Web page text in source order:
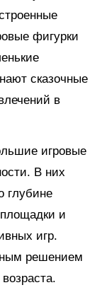
фигурки
сказочные
в
игровые
В них
глубине
и
игр.
решением